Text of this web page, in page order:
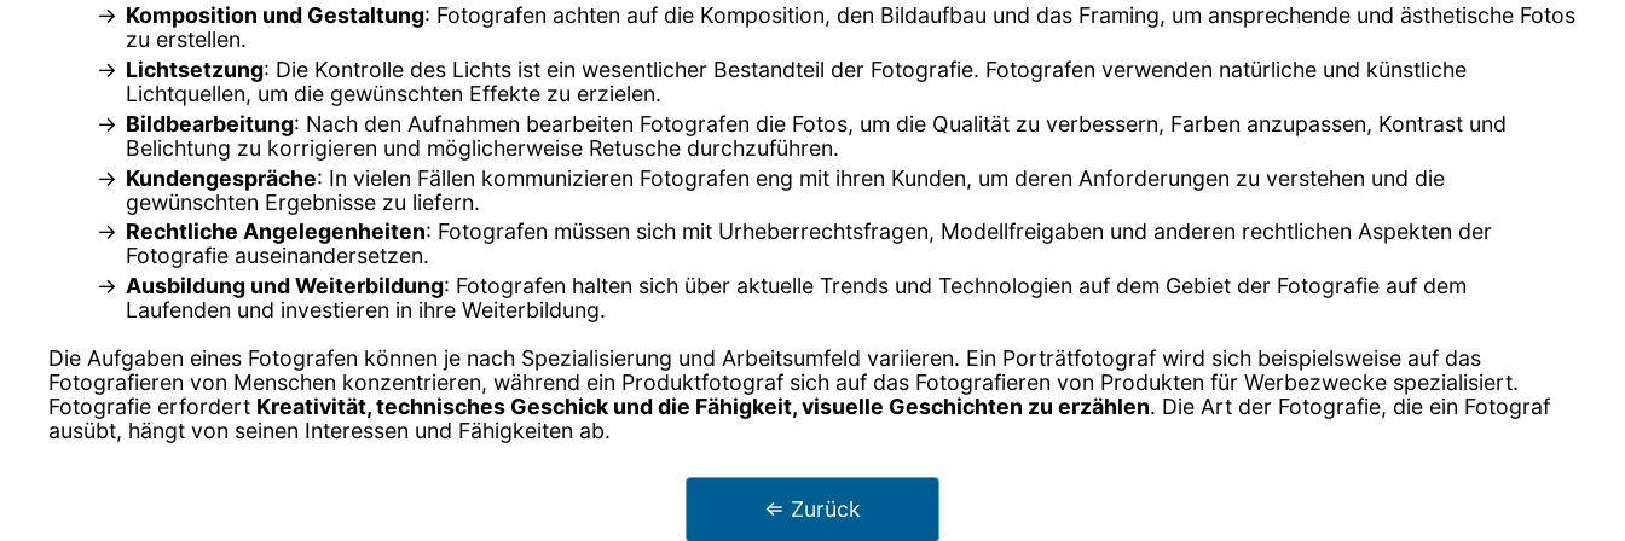
Komposition und Gestaltung: Fotografen achten auf die Komposition, den Bildaufbau und das Framing, um ansprechende und ästhetische Fotos
zu erstellen.
Lichtsetzung: Die Kontrolle des Lichts ist ein wesentlicher Bestandteil der Fotografie. Fotografen verwenden natürliche und künstliche
Lichtquellen, um die gewünschten Effekte zu erzielen.
Bildbearbeitung: Nach den Aufnahmen bearbeiten Fotografen die Fotos, um die Qualität zu verbessern, Farben anzupassen, Kontrast und
Belichtung zu korrigieren und möglicherweise Retusche durchzuführen.
Kundengespräche: In vielen Fällen kommunizieren Fotografen eng mit ihren Kunden, um deren Anforderungen zu verstehen und die
gewünschten Ergebnisse zu liefern.
Rechtliche Angelegenheiten: Fotografen müssen sich mit Urheberrechtsfragen, Modellfreigaben und anderen rechtlichen Aspekten der
Fotografie auseinandersetzen.
Ausbildung und Weiterbildung: Fotografen halten sich über aktuelle Trends und Technologien auf dem Gebiet der Fotografie auf dem
Laufenden und investieren in ihre Weiterbildung.
Die Aufgaben eines Fotografen können je nach Spezialisierung und Arbeitsumfeld variieren. Ein Porträtfotograf wird sich beispielsweise auf das
Fotografieren von Menschen konzentrieren, während ein Produktfotograf sich auf das Fotografieren von Produkten für Werbezwecke spezialisiert.
Fotografie erfordert Kreativität, technisches Geschick und die Fähigkeit, visuelle Geschichten zu erzählen. Die Art der Fotografie, die ein Fotograf
ausübt, hängt von seinen Interessen und Fähigkeiten ab.
⇐ Zurück